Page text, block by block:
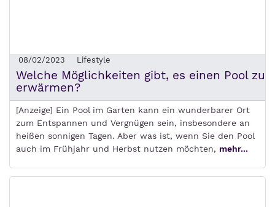
08/02/2023 Lifestyle
Welche Möglichkeiten gibt, es einen Pool zu
erwärmen?
[Anzeige] Ein Pool im Garten kann ein wunderbarer Ort
zum Entspannen und Vergnügen sein, insbesondere an
heißen sonnigen Tagen. Aber was ist, wenn Sie den Pool
auch im Frühjahr und Herbst nutzen möchten, mehr...